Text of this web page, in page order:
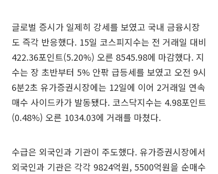
글로벌 증시가 일제히 강세를 보였고 국내 금융시장
도 즉각 반응했다. 15일 코스피지수는 전 거래일 대비
422.36포인트(5.20%) 오른 8545.98에 마감했다. 지
수는 장 초반부터 5% 안팎 급등세를 보였고 오전 9시
6분2초 유가증권시장에는 12일에 이어 2거래일 연속
매수 사이드카가 발동됐다. 코스닥지수는 4.98포인트
(0.48%) 오른 1034.03에 거래를 마쳤다.
수급은 외국인과 기관이 주도했다. 유가증권시장에서
외국인과 기관은 각각 9824억원, 5500억원을 순매수